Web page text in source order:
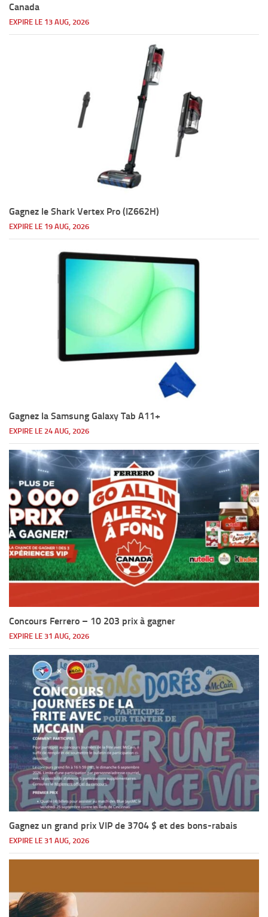
Canada
EXPIRE LE 13 AUG, 2026
Gagnez le Shark Vertex Pro (IZ662H)
EXPIRE LE 19 AUG, 2026
Gagnez la Samsung Galaxy Tab A11+
EXPIRE LE 24 AUG, 2026
Concours Ferrero – 10 203 prix à gagner
EXPIRE LE 31 AUG, 2026
Gagnez un grand prix VIP de 3704 $ et des bons-rabais
EXPIRE LE 31 AUG, 2026